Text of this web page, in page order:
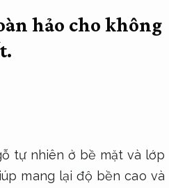
hảo cho không
tự nhiên ở bề mặt và lớp
mang lại độ bền cao và